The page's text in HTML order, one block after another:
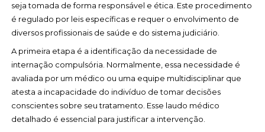
seja tomada de forma responsável e ética. Este procedimento
é regulado por leis específicas e requer o envolvimento de
diversos profissionais de saúde e do sistema judiciário.
A primeira etapa é a identificação da necessidade de
internação compulsória. Normalmente, essa necessidade é
avaliada por um médico ou uma equipe multidisciplinar que
atesta a incapacidade do indivíduo de tomar decisões
conscientes sobre seu tratamento. Esse laudo médico
detalhado é essencial para justificar a intervenção.